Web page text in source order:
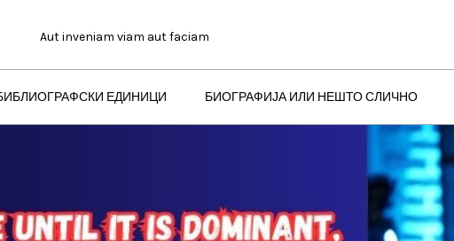
Aut inveniam viam aut faciam
ЕДИНИЦИ БИОГРАФИЈА ИЛИ НЕШТО СЛИЧНО